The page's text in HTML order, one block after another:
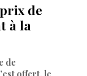
de
à la
de